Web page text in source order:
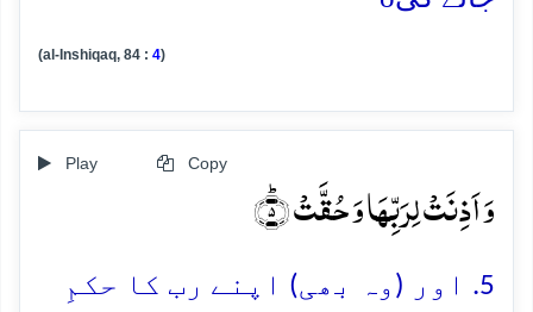
(al-Inshiqaq, 84 : 4)
Play Copy
وَ اَذِنَتۡ لِرَبِّہَا وَ حُقَّتۡ ؕ﴿۵﴾
5. اور (وہ بھی) اپنے رب کا حکمِ